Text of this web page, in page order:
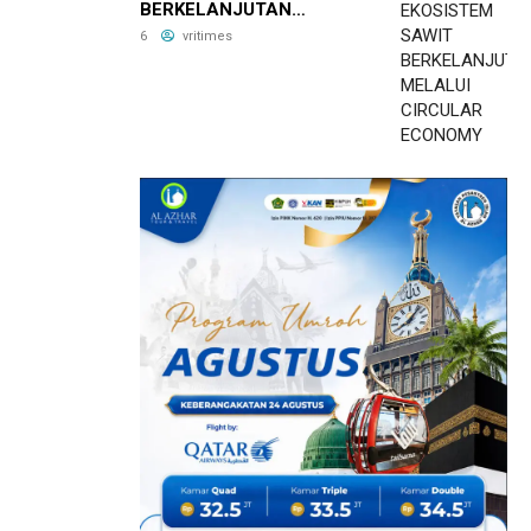
BERKELANJUTAN
MELALUI CIRCULAR
6 vritimes